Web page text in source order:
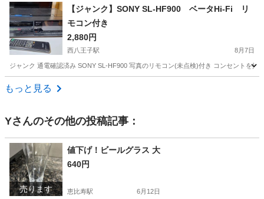
東京 八王子市 西八王子駅 SPEEDLIGHT
【ジャンク】SONY SL-HF900 ベータHi-Fi リ
モコン付き
2,880円
西八王子駅 8月7日
ジャンク 通電確認済み SONY SL-HF900 写真のリモコン(未点検)付き コンセントを
東京 八王子市
もっと見る
Yさんのその他の投稿記事：
売ります
値下げ！ビールグラス 大
640円
恵比寿駅 6月12日